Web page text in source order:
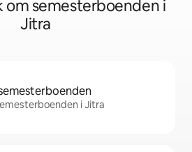
om semesterboenden i
Jitra
i Jitra